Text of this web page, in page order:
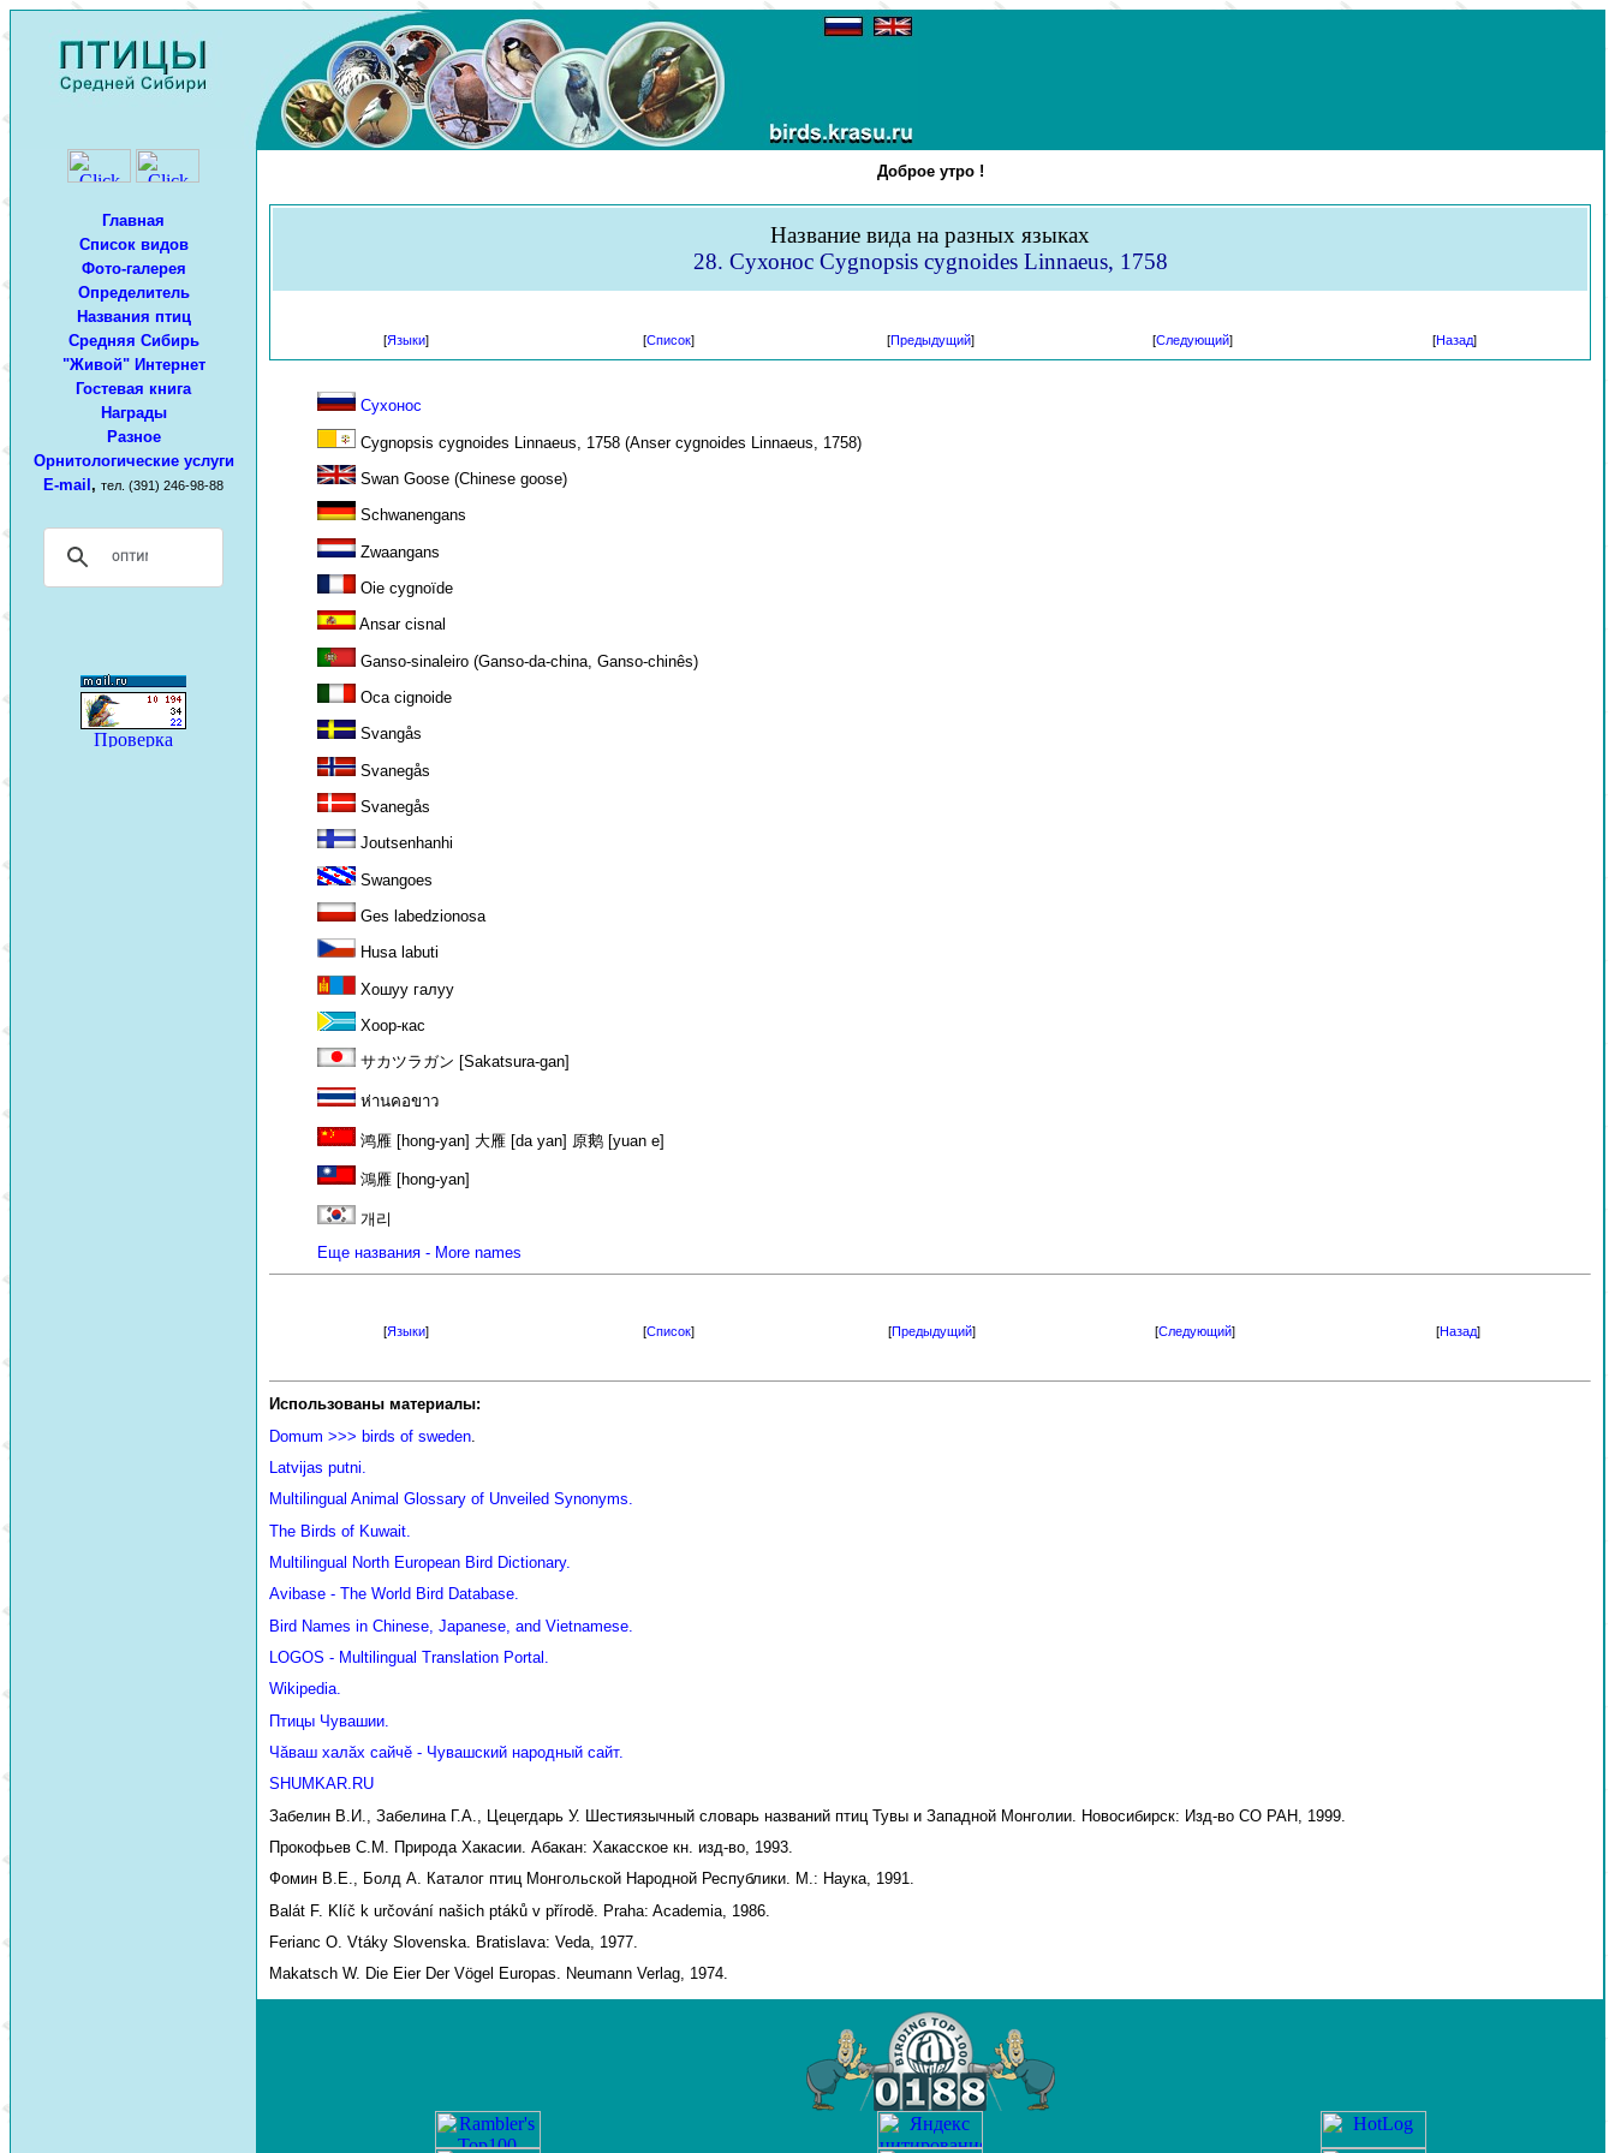
Главная
Список видов
Фото-галерея
Определитель
Названия птиц
Средняя Сибирь
"Живой" Интернет
Гостевая книга
Награды
Разное
Орнитологические услуги
E-mail , тел. (391) 246-98-88
Доброе утро !
Название вида на разных языках
28. Сухонос Cygnopsis cygnoides Linnaeus, 1758
[Языки] [Список] [Предыдущий] [Следующий] [Назад]
Сухонос
Cygnopsis cygnoides Linnaeus, 1758 (Anser cygnoides Linnaeus, 1758)
Swan Goose (Chinese goose)
Schwanengans
Zwaangans
Oie cygnoïde
Ansar cisnal
Ganso-sinaleiro (Ganso-da-china, Ganso-chinês)
Oca cignoide
Svangås
Svanegås
Svanegås
Joutsenhanhi
Swangoes
Ges labedzionosa
Husa labuti
Хошуу галуу
Хоор-кас
サカツラガン [Sakatsura-gan]
ห่านคอขาว
鸿雁 [hong-yan] 大雁 [da yan] 原鹅 [yuan e]
鴻雁 [hong-yan]
개리
Еще названия - More names
[Языки] [Список] [Предыдущий] [Следующий] [Назад]
Использованы материалы:
Domum >>> birds of sweden
Latvijas putni.
Multilingual Animal Glossary of Unveiled Synonyms.
The Birds of Kuwait.
Multilingual North European Bird Dictionary.
Avibase - The World Bird Database.
Bird Names in Chinese, Japanese, and Vietnamese.
LOGOS - Multilingual Translation Portal.
Wikipedia.
Птицы Чувашии.
Чăваш халăх сайчĕ - Чувашский народный сайт.
SHUMKAR.RU
Забелин В.И., Забелина Г.А., Цецегдарь У. Шестиязычный словарь названий птиц Тувы и Западной Монголии. Новосибирск: Изд-во СО РАН, 1999.
Прокофьев С.М. Природа Хакасии. Абакан: Хакасское кн. изд-во, 1993.
Фомин В.Е., Болд А. Каталог птиц Монгольской Народной Республики. М.: Наука, 1991.
Balát F. Klíč k určování našich ptáků v přírodě. Praha: Academia, 1986.
Ferianc O. Vtáky Slovenska. Bratislava: Veda, 1977.
Makatsch W. Die Eier Der Vögel Europas. Neumann Verlag, 1974.